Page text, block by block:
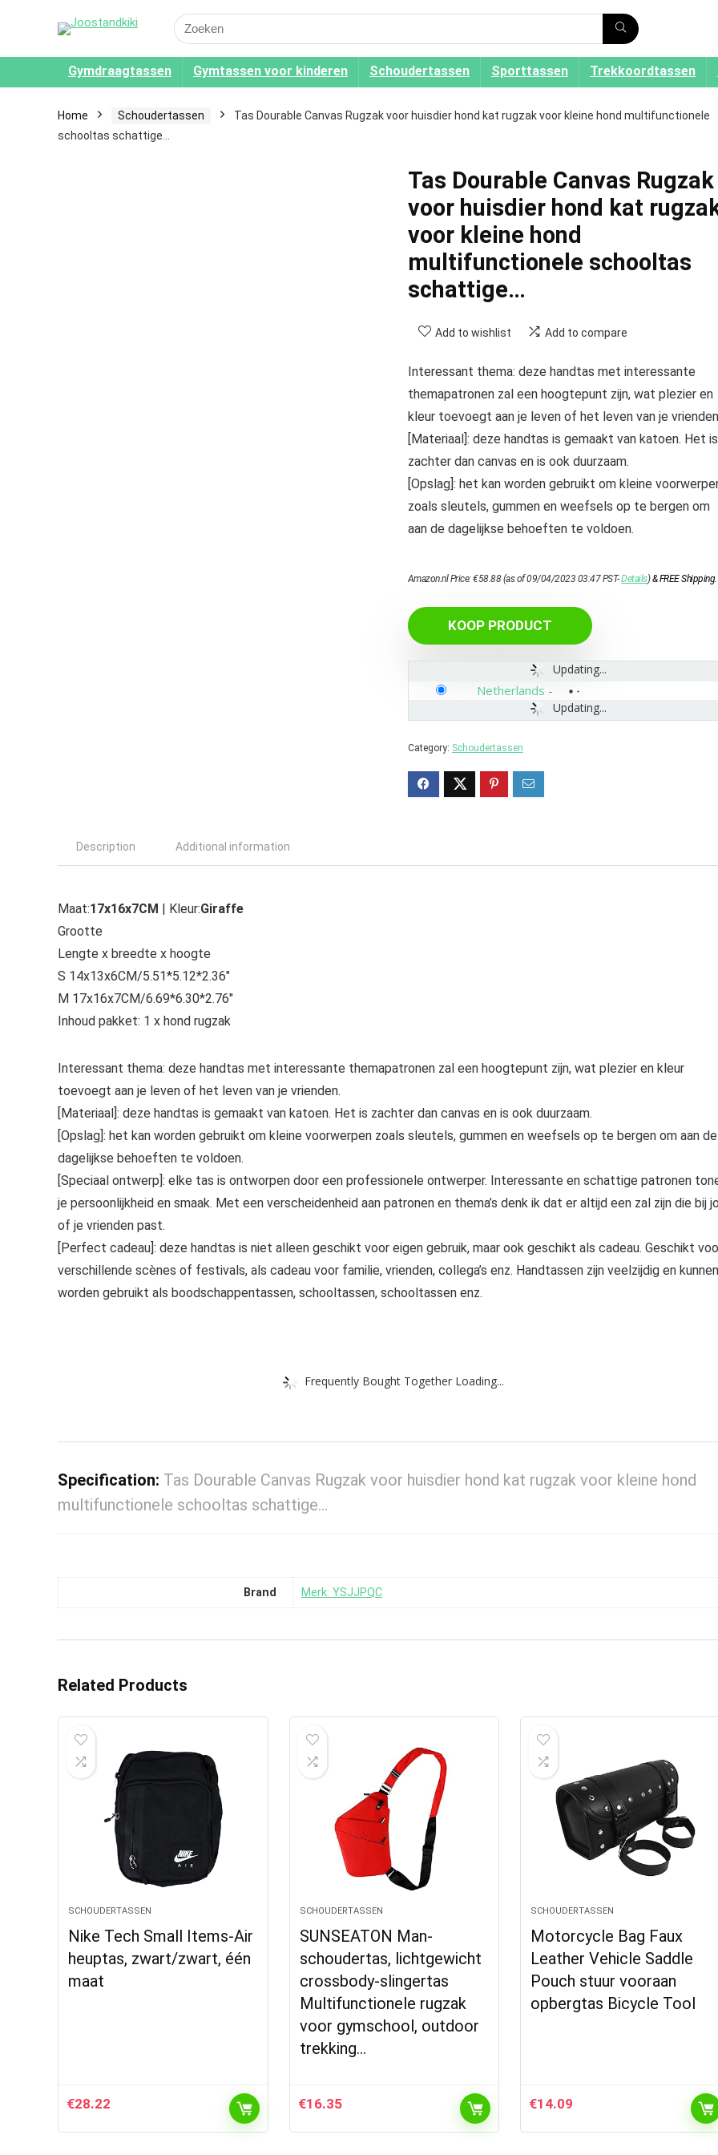
Search
for:
Gymdraagtassen Gymtassen voor kinderen Schoudertassen Sporttassen Trekkoordtassen
Home Schoudertassen
Tas Dourable Canvas Rugzak voor huisdier hond kat rugzak voor kleine hond multifunctionele
schooltas schattige…
Tas Dourable Canvas Rugzak
voor huisdier hond kat
voor kleine hond
multifunctionele schooltas
schattige…
Add to wishlist Add to compare
Interessant thema: deze handtas met interessante
themapatronen zal een hoogtepunt zijn, wat plezier en
kleur toevoegt aan je leven of het leven van je
[Materiaal]: deze handtas is gemaakt van katoen. Het is
zachter dan canvas en is ook duurzaam.
[Opslag]: het kan worden gebruikt om kleine
zoals sleutels, gummen en weefsels op te bergen om
aan de dagelijkse behoeften te voldoen.
Amazon.nl Price:€58.88(as of 09/04/2023 03:47 PST-Details)&FREE Shipping.
KOOP PRODUCT
Updating...
Updating...
Netherlands -
Category: Schoudertassen
Description Additional information
Maat:17x16x7CM | Kleur:Giraffe
Grootte
Lengte x breedte x hoogte
S 14x13x6CM/5.51*5.12*2.36″
M 17x16x7CM/6.69*6.30*2.76″
Inhoud pakket: 1 x hond rugzak
Interessant thema: deze handtas met interessante themapatronen zal een hoogtepunt zijn, wat plezier en kleur
toevoegt aan je leven of het leven van je vrienden.
[Materiaal]: deze handtas is gemaakt van katoen. Het is zachter dan canvas en is ook duurzaam.
[Opslag]: het kan worden gebruikt om kleine voorwerpen zoals sleutels, gummen en weefsels op te bergen om aan de
dagelijkse behoeften te voldoen.
[Speciaal ontwerp]: elke tas is ontworpen door een professionele ontwerper. Interessante en schattige patronen
je persoonlijkheid en smaak. Met een verscheidenheid aan patronen en thema’s denk ik dat er altijd een zal zijn die bij
of je vrienden past.
[Perfect cadeau]: deze handtas is niet alleen geschikt voor eigen gebruik, maar ook geschikt als cadeau. Geschikt
verschillende scènes of festivals, als cadeau voor familie, vrienden, collega’s enz. Handtassen zijn veelzijdig en kunnen
worden gebruikt als boodschappentassen, schooltassen, schooltassen enz.
Frequently Bought Together Loading...
Specification: Tas Dourable Canvas Rugzak voor huisdier hond kat rugzak voor kleine hond
multifunctionele schooltas schattige…
Brand Merk: YSJJPQC
Related Products
SCHOUDERTASSEN
Nike Tech Small Items-Air
heuptas, zwart/zwart, één
maat
€28.22
SCHOUDERTASSEN
SUNSEATON Man-
schoudertas, lichtgewicht
crossbody-slingertas
Multifunctionele rugzak
voor gymschool, outdoor
trekking…
€16.35
SCHOUDERTASSEN
Motorcycle Bag Faux
Leather Vehicle Saddle
Pouch stuur vooraan
opbergtas Bicycle Tool
€14.09